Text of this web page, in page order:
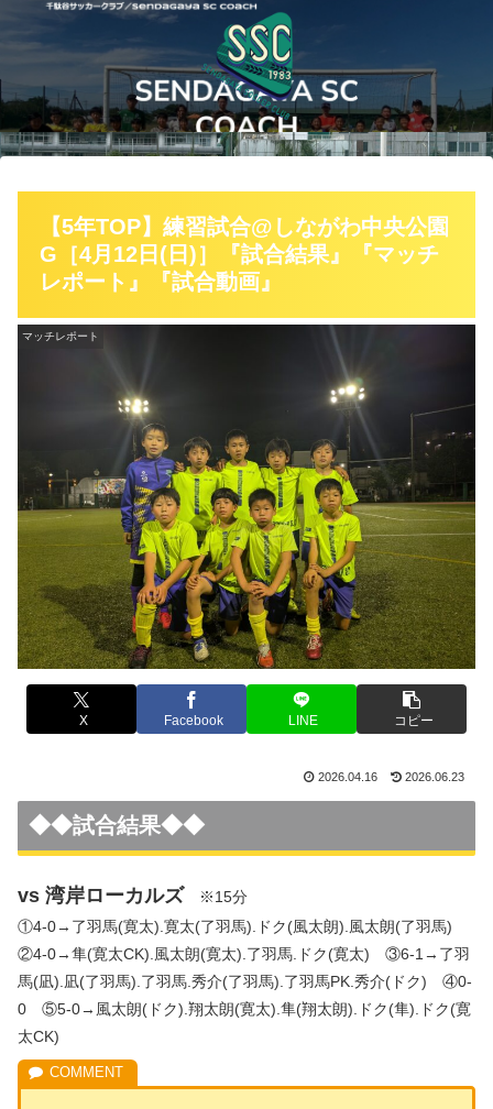
【5年TOP】練習試合@しながわ中央公園
G［4月12日(日)］『試合結果』『マッチ
レポート』『試合動画』
マッチレポート
X Facebook LINE コピー
2026.04.16 2026.06.23
◆◆試合結果◆◆
vs 湾岸ローカルズ ※15分
①4-0→了羽馬(寛太).寛太(了羽馬).ドク(風太朗).風太朗(了羽馬)
②4-0→隼(寛太CK).風太朗(寛太).了羽馬.ドク(寛太) ③6-1→了羽
馬(凪).凪(了羽馬).了羽馬.秀介(了羽馬).了羽馬PK.秀介(ドク) ④0-
0 ⑤5-0→風太朗(ドク).翔太朗(寛太).隼(翔太朗).ドク(隼).ドク(寛
太CK)